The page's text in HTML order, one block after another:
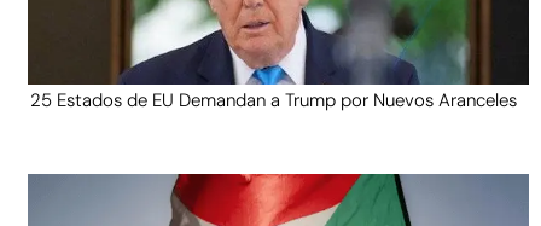
25 Estados de EU Demandan a Trump por Nuevos Aranceles